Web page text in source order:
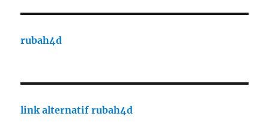
rubah4d
link alternatif rubah4d